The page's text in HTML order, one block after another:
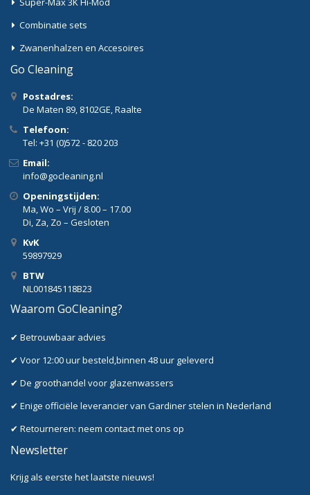
Combinatie sets
Zwanenhalzen en Accesoires
Go Cleaning
Postadres:
De Maten 89, 8102GE, Raalte
Telefoon:
Tel: +31 (0)572 - 820 203
Email:
info@gocleaning.nl
Openingstijden:
Ma, Wo – Vrij / 8.00 – 17.00
Di, Za, Zo – Gesloten
KvK
59897929
BTW
NL001845118B23
Waarom GoCleaning?
✔ Betrouwbaar advies
✔ Voor 12:00 uur besteld,binnen 48 uur geleverd
✔ De groothandel voor glazenwassers
✔ Enige officiële leverancier van Gardiner stelen in Nederland
✔ Retourneren: neem contact met ons op
Newsletter
Krijg als eerste het laatste nieuws!